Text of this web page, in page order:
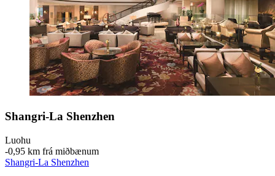
Shangri-La Shenzhen
Luohu
‐0,95 km frá miðbænum
Shangri-La Shenzhen